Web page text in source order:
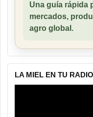
Una guía rápida
mercados,
agro global.
LA MIEL EN TU